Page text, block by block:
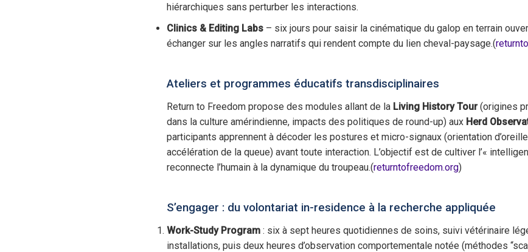
hiérarchiques sans perturber les interactions.
Clinics & Editing Labs – six jours pour saisir la cinématique du galop en terrain
échanger sur les angles narratifs qui rendent compte du lien cheval-paysage.(
Ateliers et programmes éducatifs transdisciplinaires
Return to Freedom propose des modules allant de la Living History Tour(origines
dans la culture amérindienne, impacts des politiques de round-up) aux Herd
participants apprennent à décoder les postures et micro-signaux (orientation
accélération de la queue) avant toute interaction. L’objectif est de cultiver l’«
reconnecte l’humain à la dynamique du troupeau.(returntofreedom.org)
S’engager : du volontariat in-residence à la recherche appliquée
Work-Study Program : six à sept heures quotidiennes de soins, suivi vétérinaire
installations, puis deux heures d’observation comportementale notée (méthodes